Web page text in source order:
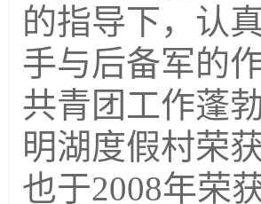
的指导下，认
手与后备军的
共青团工作蓬
明湖度假村荣
也于2008年荣